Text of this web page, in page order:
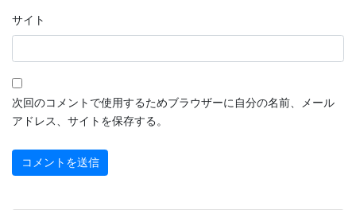
サイト
次回のコメントで使用するためブラウザーに自分の名前、メール
アドレス、サイトを保存する。